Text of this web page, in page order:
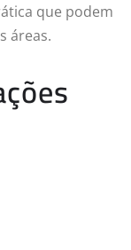
que podem
áreas.